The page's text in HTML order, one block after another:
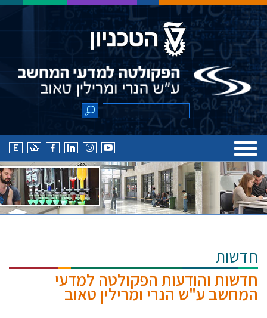
חדשות
חדשות והודעות הפקולטה למדעי
המחשב ע"ש הנרי ומרילין טאוב